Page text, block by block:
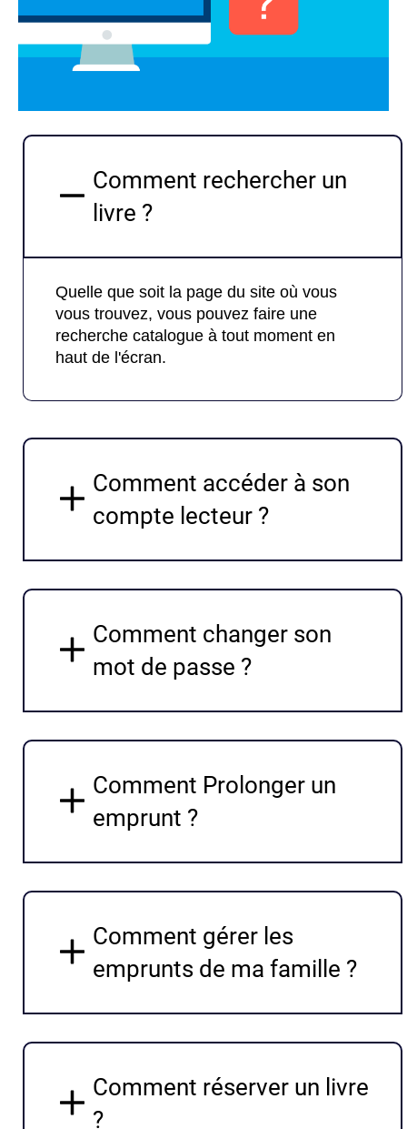
Comment rechercher un
livre ?
Quelle que soit la page du site où vous
vous trouvez, vous pouvez faire une
recherche catalogue à tout moment en
haut de l'écran.
Comment accéder à son
compte lecteur ?
Comment changer son
mot de passe ?
Comment Prolonger un
emprunt ?
Comment gérer les
emprunts de ma famille ?
Comment réserver un livre
?